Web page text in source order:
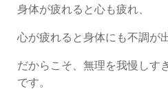
身体が疲れると心も疲れ、
心が疲れると身体にも不調が
だからこそ、無理を我慢しす
です。